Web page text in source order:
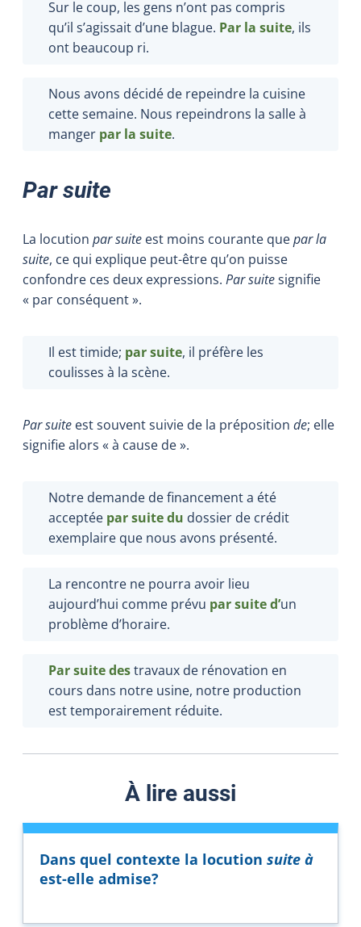
Sur le coup, les gens n’ont pas compris
qu’il s’agissait d’une blague. Par la suite, ils
ont beaucoup ri.
Nous avons décidé de repeindre la cuisine
cette semaine. Nous repeindrons la salle à
manger par la suite.
Par suite
La locution par suite est moins courante quepar la
suite, ce qui explique peut-être qu’on puisse
confondre ces deux expressions. Par suitesignifie
« par conséquent ».
Il est timide; par suite, il préfère les
coulisses à la scène.
Par suite est souvent suivie de la préposition de; elle
signifie alors « à cause de ».
Notre demande de financement a été
acceptée par suite du dossier de crédit
exemplaire que nous avons présenté.
La rencontre ne pourra avoir lieu
aujourd’hui comme prévu par suite d’un
problème d’horaire.
Par suite destravaux de rénovation en
cours dans notre usine, notre production
est temporairement réduite.
À lire aussi
Dans quel contexte la locution suite à
est-elle admise?